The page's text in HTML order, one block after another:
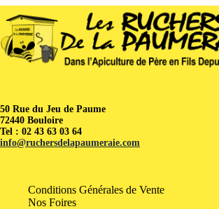
50 Rue du Jeu de Paume
72440 Bouloire
Tel : 02 43 63 03 64
info@ruchersdelapaumeraie.com
Conditions Générales de Vente
Nos Foires